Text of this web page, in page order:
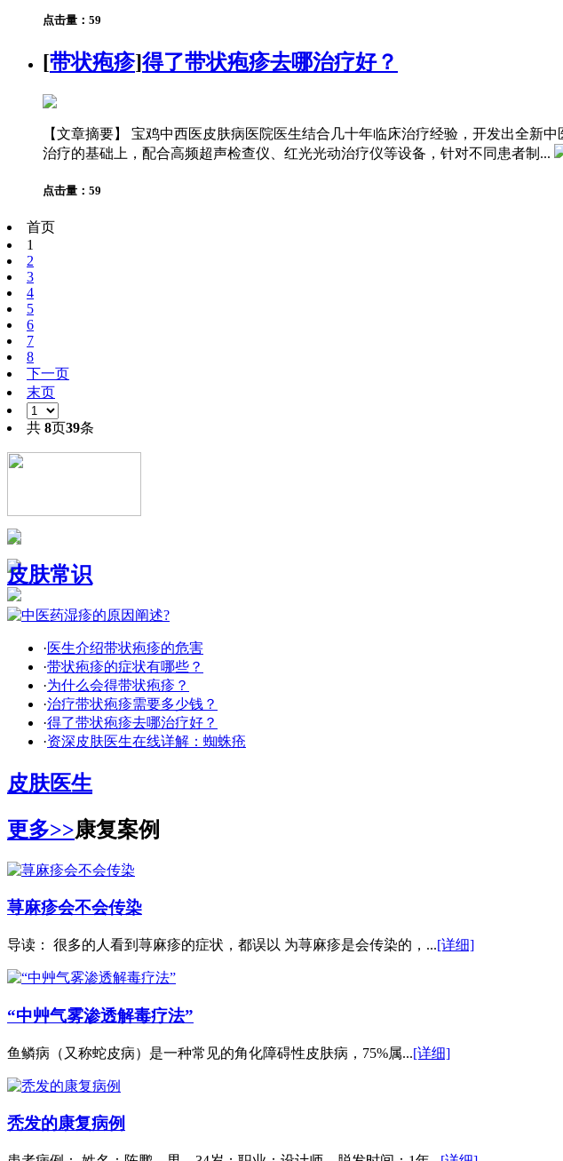
点击量：59
[带状疱疹]得了带状疱疹去哪治疗好？
【文章摘要】 宝鸡中西医皮肤病医院医生结合几十年临床治疗经验，开发出全新
治疗的基础上，配合高频超声检查仪、红光光动治疗仪等设备，针对不同患者制...
点击量：59
首页
1
2
3
4
5
6
7
8
下一页
末页
共 8页39条
皮肤常识
·医生介绍带状疱疹的危害
·带状疱疹的症状有哪些？
·为什么会得带状疱疹？
·治疗带状疱疹需要多少钱？
·得了带状疱疹去哪治疗好？
·资深皮肤医生在线详解：蜘蛛疮
皮肤医生
更多>>康复案例
荨麻疹会不会传染
导读： 很多的人看到荨麻疹的症状，都误以 为荨麻疹是会传染的，...[详细]
“中艸气雾渗透解毒疗法”
鱼鳞病（又称蛇皮病）是一种常见的角化障碍性皮肤病，75%属...[详细]
秃发的康复病例